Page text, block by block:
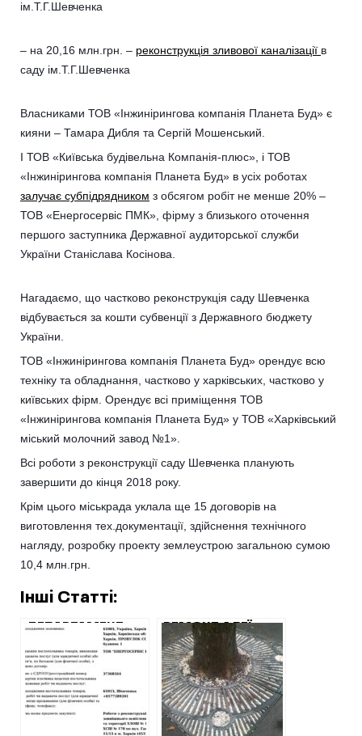
ім.Т.Г.Шевченка
– на 20,16 млн.грн. – реконструкція зливової каналізації в
саду ім.Т.Г.Шевченка
Власниками ТОВ «Інжинірингова компанія Планета Буд» є
кияни – Тамара Дибля та Сергій Мошенський.
І ТОВ «Київська будівельна Компанія-плюс», і ТОВ
«Інжинірингова компанія Планета Буд» в усіх роботах
залучає субпідрядником з обсягом робіт не менше 20% –
ТОВ «Енергосервіс ПМК», фірму з близького оточення
першого заступника Державної аудиторської служби
України Станіслава Косінова.
Нагадаємо, що частково реконструкція саду Шевченка
відбувається за кошти субвенції з Державного бюджету
України.
ТОВ «Інжинірингова компанія Планета Буд» орендує всю
техніку та обладнання, частково у харківських, частково у
київських фірм. Орендує всі приміщення ТОВ
«Інжинірингова компанія Планета Буд» у ТОВ «Харківський
міський молочний завод №1».
Всі роботи з реконструкції саду Шевченка планують
завершити до кінця 2018 року.
Крім цього міськрада уклала ще 15 договорів на
виготовлення тех.документації, здійснення технічного
нагляду, розробку проекту землеустрою загальною сумою
10,4 млн.грн.
Інші Статті:
ДЕПАРТАМЕНТ
МІСЬКРАДИ БЕЗ
ПРОВЕДЕННЯ
АУКЦІОНУ ВІДДАВ
ПІДРЯДИ ФІРМІ
БУХГАЛТЕРКИ
КОСІНОВИХ
РЕМОНТ АЛЕЇ
ВЗДОВЖ САДУ
ШЕВЧЕНКА: ЯК
ЗБИРАЮТЬСЯ
РОЗПИЛЯТИ 5
МІЛЬЙОНІВ